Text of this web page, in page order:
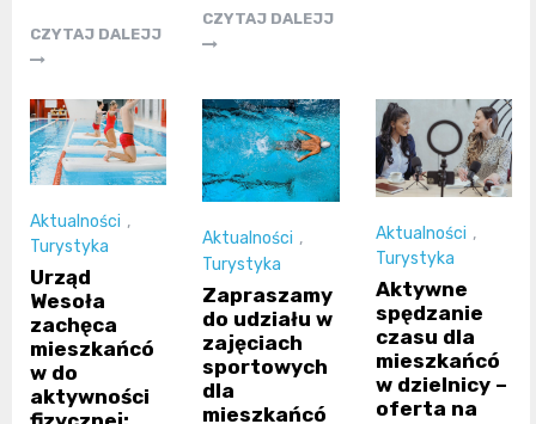
CZYTAJ DALEJJ
CZYTAJ DALEJJ
Aktualności ,
Turystyka
Urząd
Wesoła
zachęca
mieszkańcó
w do
aktywności
Aktualności ,
Turystyka
Zapraszamy
do udziału w
zajęciach
sportowych
dla
mieszkańcó
Aktualności ,
Turystyka
Aktywne
spędzanie
czasu dla
mieszkańcó
w dzielnicy –
oferta na